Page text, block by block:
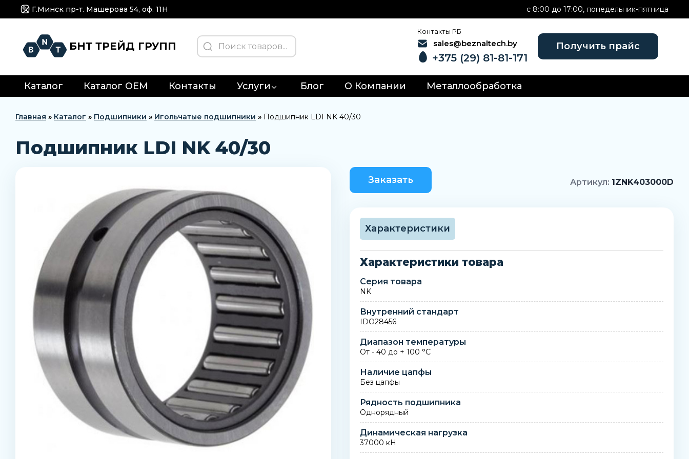
Г.Минск пр-т. Машерова 54, оф. 11H c 8:00 до 17:00, понедельник-пятница
БНТ ТРЕЙД ГРУПП
Контакты РБ
sales@beznaltech.by
+375 (29) 81-81-171
Получить прайс
Каталог Каталог OEM Контакты Услуги Блог О Компании Металлообработка
Главная » Каталог » Подшипники » Игольчатые подшипники » Подшипник LDI NK 40/30
Подшипник LDI NK 40/30
Заказать Артикул: 1ZNK403000D
Характеристики
Характеристики товара
Серия товара
NK
Внутренний стандарт
IDO28456
Диапазон температуры
От - 40 до + 100 °C
Наличие цапфы
Без цапфы
Рядность подшипника
Однорядный
Динамическая нагрузка
37000 кН